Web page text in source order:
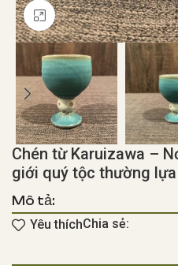
Click to enlarge
Chén từ Karuizawa –
giới quý tộc thường
Mô tả:
Yêu thíchChia sẻ: